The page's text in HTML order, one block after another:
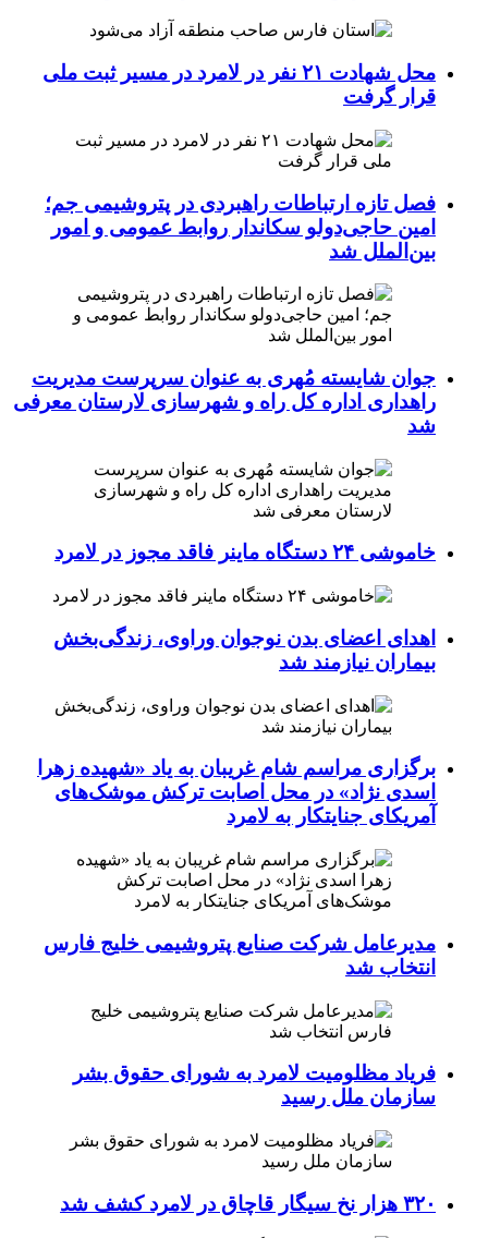
محل شهادت ۲۱ نفر در لامرد در مسیر ثبت ملی
قرار گرفت
فصل تازه ارتباطات راهبردی در پتروشیمی جم؛
امین حاجی‌دولو سکاندار روابط عمومی و امور
بین‌الملل شد
جوان شایسته مُهری به عنوان سرپرست مدیریت
راهداری اداره کل راه و شهرسازی لارستان معرفی
شد
خاموشی ۲۴ دستگاه ماینر فاقد مجوز در لامرد
اهدای اعضای بدن نوجوان وراوی، زندگی‌بخش
بیماران نیازمند شد
برگزاری مراسم شام غریبان به یاد «شهیده زهرا
اسدی نژاد» در محل اصابت ترکش موشک‌های
آمریکای جنایتکار به لامرد
مدیرعامل شرکت صنایع پتروشیمی خلیج فارس
انتخاب شد
فریاد مظلومیت لامرد به شورای حقوق بشر
سازمان ملل رسید
۳۲۰ هزار نخ سیگار قاچاق در لامرد کشف شد